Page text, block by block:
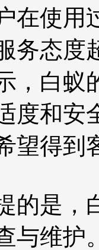
在使用
务态度
，白蚁
度和安
望得到
的是，
与维护